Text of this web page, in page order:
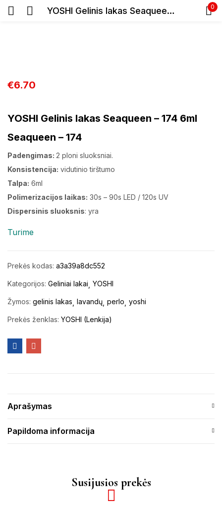
YOSHI Gelinis lakas Seaqueen – 174 6ml 0
€6.70
YOSHI Gelinis lakas Seaqueen – 174 6ml
Seaqueen – 174
Padengimas: 2 ploni sluoksniai.
Konsistencija: vidutinio tirštumo
Talpa: 6ml
Polimerizacijos laikas: 30s – 90s LED / 120s UV
Dispersinis sluoksnis: yra
Turime
Prekės kodas: a3a39a8dc552
Kategorijos: Geliniai lakai YOSHI
Žymos: gelinis lakas lavandų perlo yoshi
Prekės ženklas: YOSHI (Lenkija)
Aprašymas
Papildoma informacija
Susijusios prekės
Prisiminti slaptažodį
Pamiršote slaptažodį?
Prisijungti
Registracija